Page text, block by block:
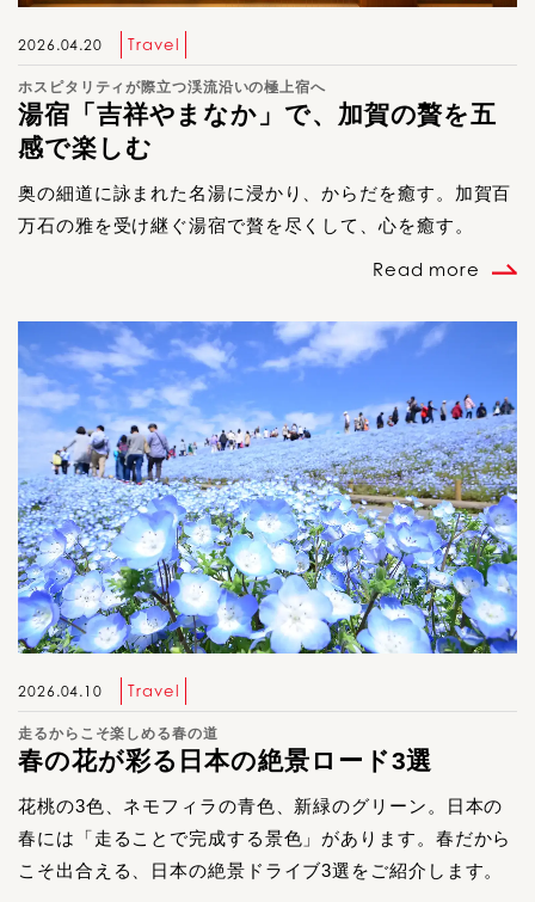
2026.04.20 Travel
ホスピタリティが際立つ渓流沿いの極上宿へ
湯宿「吉祥やまなか」で、加賀の贅を五
感で楽しむ
奥の細道に詠まれた名湯に浸かり、からだを癒す。加賀百
万石の雅を受け継ぐ湯宿で贅を尽くして、心を癒す。
Read more
2026.04.10 Travel
走るからこそ楽しめる春の道
春の花が彩る日本の絶景ロード3選
花桃の3色、ネモフィラの青色、新緑のグリーン。日本の
春には「走ることで完成する景色」があります。春だから
こそ出合える、日本の絶景ドライブ3選をご紹介します。